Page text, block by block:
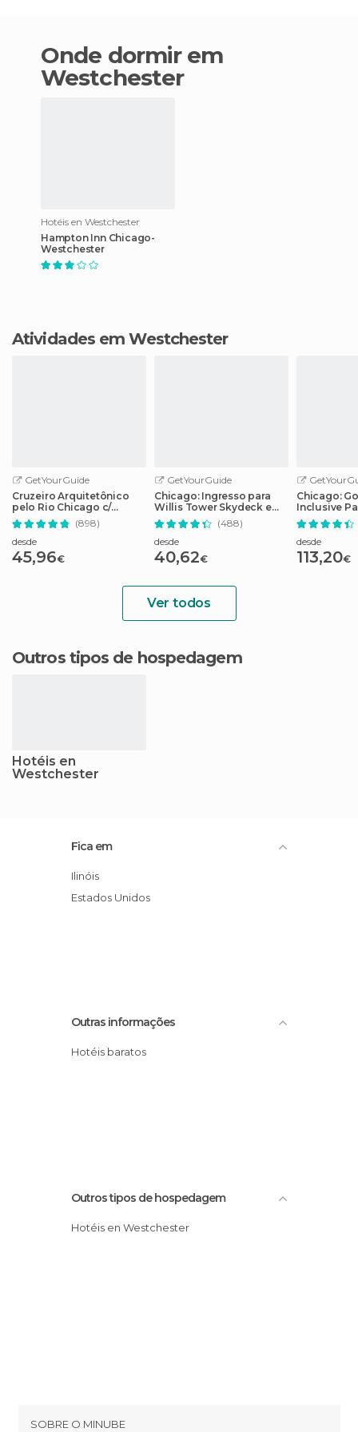
Onde dormir em
Westchester
Hotéis en Westchester
Hampton Inn Chicago-
Westchester
Atividades em Westchester
GetYourGuide
Cruzeiro Arquitetônico
pelo Rio Chicago c/
Bilhete Sem Fila
(898)
desde
45,96€
GetYourGuide
Chicago: Ingresso para
Willis Tower Skydeck e
The Ledge
(488)
desde
40,62€
Chicago:
Inclusive
de 25
desde
113,20€
Ver todos
Outros tipos de hospedagem
Hotéis en
Westchester
Fica em
Ilinóis
Estados Unidos
Outras informações
Hotéis baratos
Outros tipos de hospedagem
Hotéis en Westchester
SOBRE O MINUBE